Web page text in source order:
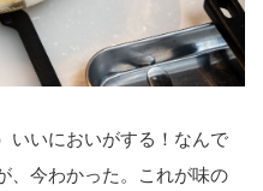
いいにおいがする！なんで
、今わかった。これが味の